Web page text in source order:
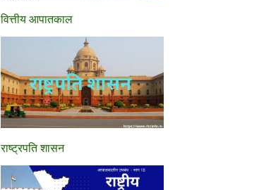
वित्तीय आपातकाल
राष्ट्रपति शासन